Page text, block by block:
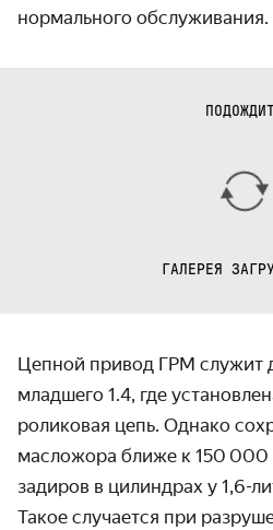
нормального обслуживания.
ГАЛЕРЕЯ
Цепной привод ГРМ служит
младшего 1.4, где
роликовая цепь. Однако
масложора ближе к 150 000
задиров в цилиндрах у 1,6-
Такое случается при